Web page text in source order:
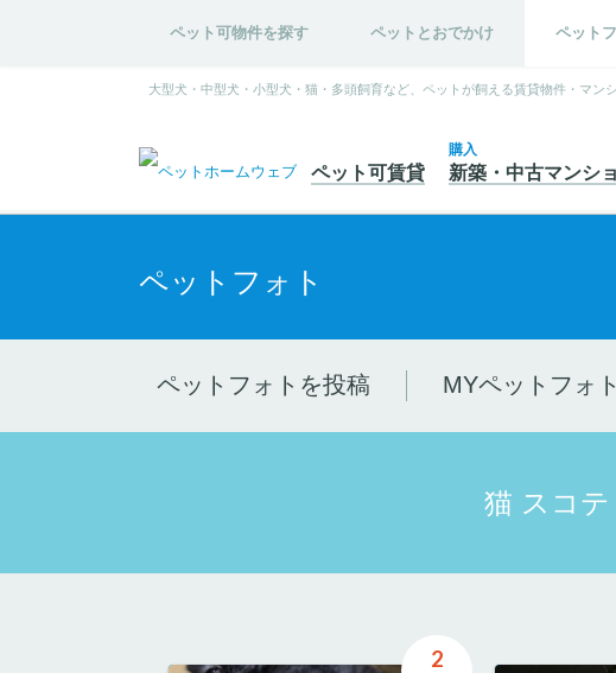
ペット可物件を探す ペットとおでかけ ペット
大型犬・中型犬・小型犬・猫・多頭飼育など、ペットが飼える賃貸物件・マン
ペット可賃貸
購入
新築・中古マンシ
ペットフォト
ペットフォトを投稿 MYペットフォト
猫 スコ
2